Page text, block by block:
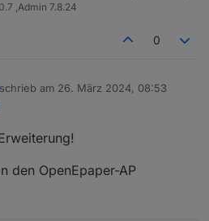
,Admin 7.8.24
0
schrieb am 26. März 2024, 08:53
zuletzt editiert von
den OpenEpaper-AP